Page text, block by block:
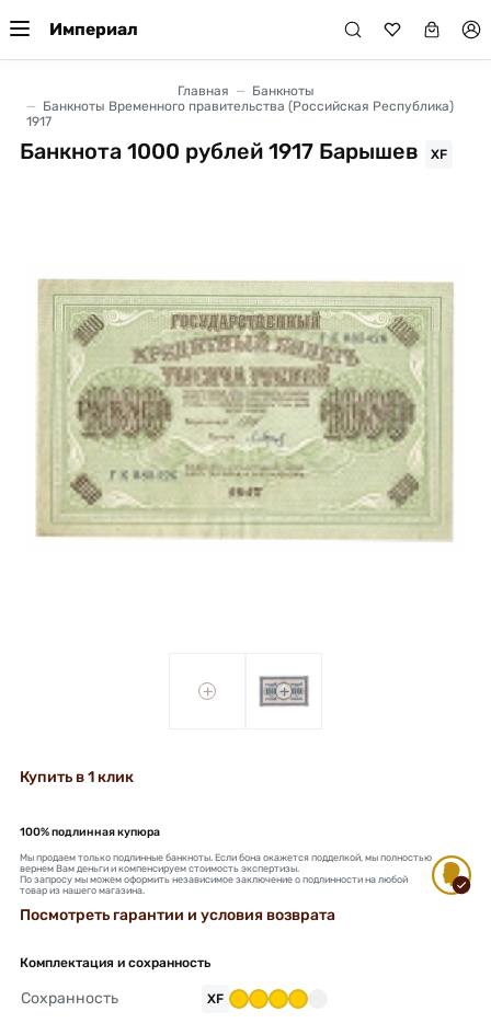
Империал
Главная
Банкноты
Банкноты Временного правительства (Российская Республика)
1917
Банкнота 1000 рублей 1917 Барышев XF
+ +
Купить в 1 клик
100% подлинная купюра
Мы продаем только подлинные банкноты. Если бона окажется подделкой, мы полностью
вернем Вам деньги и компенсируем стоимость экспертизы.
По запросу мы можем оформить независимое заключение о подлинности на любой
товар из нашего магазина.
Посмотреть гарантии и условия возврата
Комплектация и сохранность
Сохранность XF